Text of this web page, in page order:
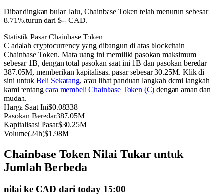
USDC Berjangka
Copy Trading
Dibandingkan bulan lalu, Chainbase Token telah menurun sebesar
8.71%.turun dari $-- CAD.
Statistik Pasar Chainbase Token
C adalah cryptocurrency yang dibangun di atas blockchain
Chainbase Token. Mata uang ini memiliki pasokan maksimum
sebesar 1B, dengan total pasokan saat ini 1B dan pasokan beredar
387.05M, memberikan kapitalisasi pasar sebesar 30.25M. Klik di
sini untuk Beli Sekarang, atau lihat panduan langkah demi langkah
kami tentang cara membeli Chainbase Token (C) dengan aman dan
mudah.
Harga Saat Ini$0.08338
Pasokan Beredar387.05M
Kapitalisasi Pasar$30.25M
Volume(24h)$1.98M
Chainbase Token Nilai Tukar untuk
Jumlah Berbeda
nilai ke CAD dari today 15:00